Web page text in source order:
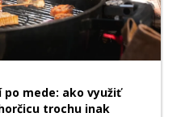
mede: ako využiť
trochu inak